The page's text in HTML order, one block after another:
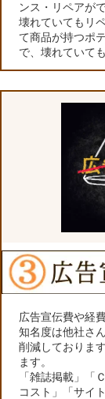
ンス・リペアが
壊れていてもリ
て商品が持つポ
で、壊れていて
広告宣伝費や経
知名度は他社さ
削減しておりま
ます。
「雑誌掲載」「
コスト」「サイ